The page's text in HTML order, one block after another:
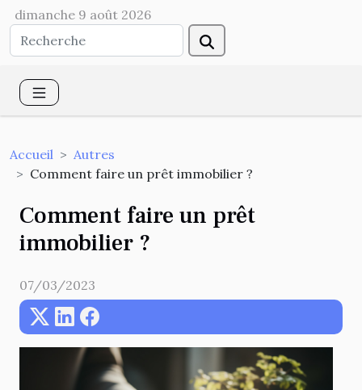
dimanche 9 août 2026
Accueil
Autres
Comment faire un prêt immobilier ?
Comment faire un prêt
immobilier ?
07/03/2023